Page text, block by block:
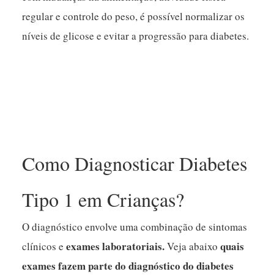
regular e controle do peso, é possível normalizar os
níveis de glicose e evitar a progressão para diabetes.
Como Diagnosticar Diabetes
Tipo 1 em Crianças?
O diagnóstico envolve uma combinação de sintomas
clínicos eexames laboratoriais.Veja abaixoquais
exames fazem parte do diagnóstico do diabetes